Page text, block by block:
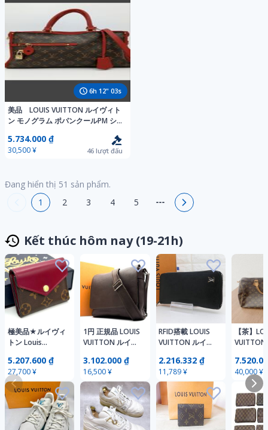
6h 12" 02s
美品 LOUIS VUITTON ルイヴィト
ン モノグラム ポパンクールPM シ
5.734.000 ₫
30,500 ¥ 46 lượt đấu
Đang hiển thị 51 sản phẩm.
1
2 3 4 5
Kết thúc hôm nay (19-21h)
極美品★ルイヴィ
トン Louis
ム 三つ折り財布
ポルトフォイユゾ
エ フューシャ 赤
レディース コン
パクト
5.207.600 ₫
27,700 ¥
1円 正規品 LOUIS
VUITTON ルイヴ
イガ ショルダー
バッグ フラップ
ロゴ レザー 斜め
掛け クロスボデ
ィ グリズリ ブラ
ウン
3.102.000 ₫
16,500 ¥
RFID搭載 LOUIS
VUITTON ルイヴ
ッピー ウォレッ
ト ヴェルティカ
ル M30317 ロゴ
金具 レザー ブラ
ック ラウンドフ
ァスナー
2.216.332 ₫
11,789 ¥
【茶】
VUITTON
ム スピー
ハンドバ
ニボスト
40,000 ¥